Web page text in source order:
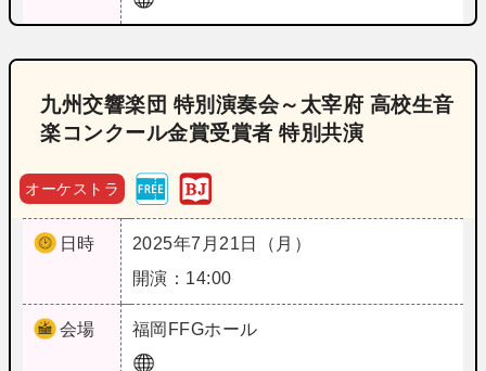
九州交響楽団 特別演奏会～太宰府 高校生音
楽コンクール金賞受賞者 特別共演
オーケストラ
日時
2025年7月21日（月）
開演：14:00
会場 福岡 FFGホール